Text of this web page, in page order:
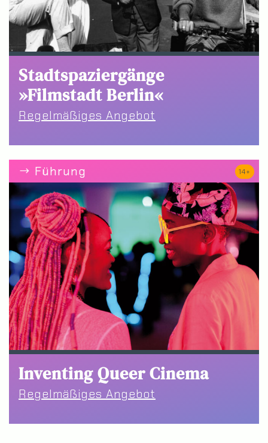
Stadtspaziergänge
»Filmstadt Berlin«
Regelmäßiges Angebot
Führung
Inventing Queer Cinema
Regelmäßiges Angebot
14+